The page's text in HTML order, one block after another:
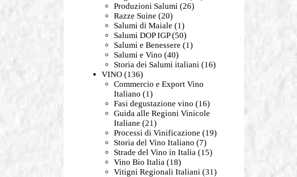
Produzioni Salumi (26)
Razze Suine (20)
Salumi di Maiale (1)
Salumi DOP IGP(50)
Salumi e Benessere (1)
Salumi e Vino (40)
Storia dei Salumi italiani (16)
VINO(136)
Commercio e Export Vino
Italiano (1)
Fasi degustazione vino (16)
Guida alle Regioni Vinicole
Italiane (21)
Processi di Vinificazione (19)
Storia del Vino Italiano (7)
Strade del Vino in Italia (15)
Vino Bio Italia (18)
Vitigni Regionali Italiani (31)